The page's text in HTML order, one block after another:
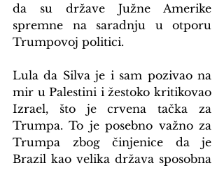
da su države Južne Amerike
spremne na saradnju u otporu
Trumpovoj politici.
Lula da Silva je i sam pozivao na
mir u Palestini i žestoko kritikovao
Izrael, što je crvena tačka za
Trumpa. To je posebno važno za
Trumpa zbog činjenice da je
Brazil kao velika država sposobna